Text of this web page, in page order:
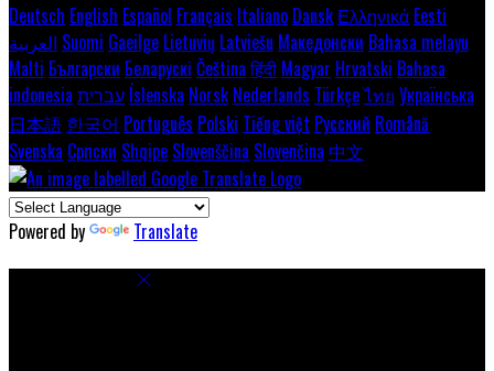
Deutsch English Español Français Italiano Dansk Ελληνικά Eesti
العربية Suomi Gaeilge Lietuvių Latviešu Македонски Bahasa melayu
Malti Български Беларускі Čeština हिंदी Magyar Hrvatski Bahasa
indonesia עברית Íslenska Norsk Nederlands Türkçeไทย Українська
日本語 한국어 Português Polski Tiếng việt Русский Română
Svenska Српски Shqipe Slovenščina Slovenčina 中文
Powered by Translate